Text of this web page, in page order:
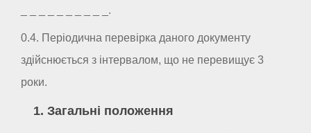
_ _ _ _ _ _ _ _ _ _.
0.4. Періодична перевірка даного документу
здійснюється з інтервалом, що не перевищує 3
роки.
1. Загальні положення